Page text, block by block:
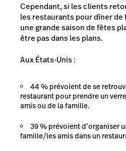
Cependant, si les clients
les restaurants pour dîner
une grande saison de fêtes
être pas dans les plans.
Aux États-Unis :
44 % prévoient de se
restaurant pour prendre un
amis ou de la famille.
39 % prévoient d’organiser
famille/les amis dans un